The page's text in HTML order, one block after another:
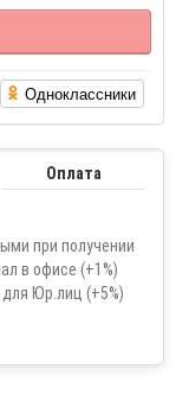
Одноклассники
Оплата
при получении
в офисе (+1%)
для Юр.лиц (+5%)